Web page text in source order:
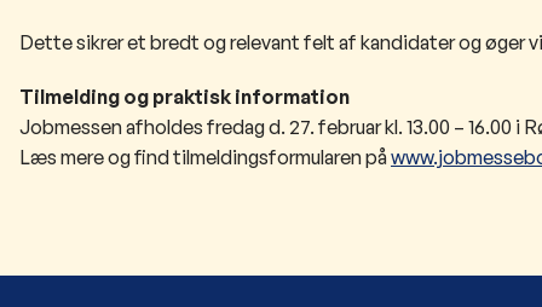
Dette sikrer et bredt og relevant felt af kandidater og øger
Tilmelding og praktisk information
Jobmessen afholdes fredag d. 27. februar kl. 13.00 – 16.00 i
Læs mere og find tilmeldingsformularen på